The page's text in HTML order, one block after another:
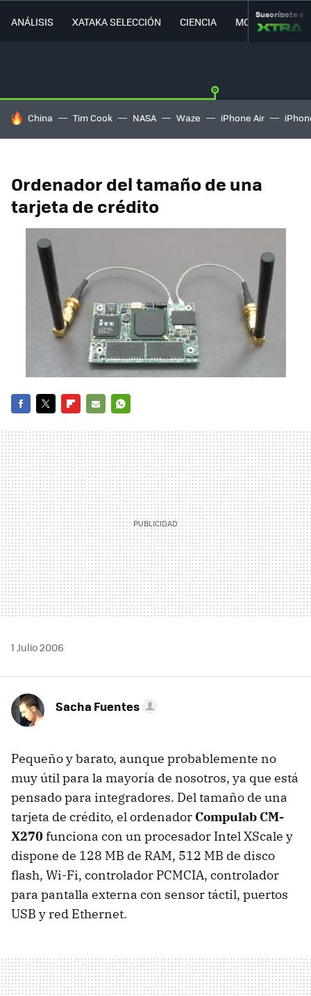
ANÁLISIS XATAKA SELECCIÓN CIENCIA MOVILIDAD
Suscríbete a
HOY SE HABLA DE
China Tim Cook NASA Waze iPhone Air
Ordenador del tamaño de una
tarjeta de crédito
MAIL
1 Julio 2006
Sacha Fuentes
Pequeño y barato, aunque probablemente no
muy útil para la mayoría de nosotros, ya que está
pensado para integradores. Del tamaño de una
tarjeta de crédito, el ordenador Compulab CM-
X270funciona con un procesador Intel XScale y
dispone de 128 MB de RAM, 512 MB de disco
flash, Wi-Fi, controlador PCMCIA, controlador
para pantalla externa con sensor táctil, puertos
USB y red Ethernet.